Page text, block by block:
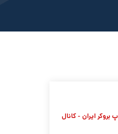
بروکر ایران - کانال